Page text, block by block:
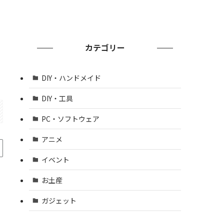
カテゴリー
DIY・ハンドメイド
DIY・工具
PC・ソフトウェア
アニメ
イベント
お土産
ガジェット